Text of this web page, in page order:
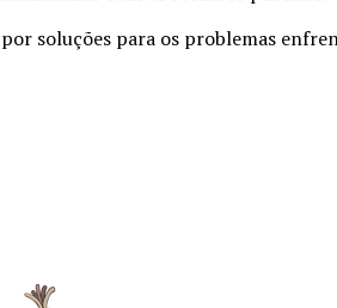
soluções para os problemas